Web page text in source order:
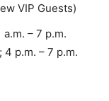
VIP Guests)
a.m. – 7 p.m.
p.m. – 7 p.m.